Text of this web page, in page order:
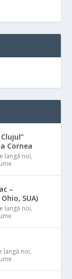
Cornea
langă noi,
–
SUA)
langă noi,
langă noi,